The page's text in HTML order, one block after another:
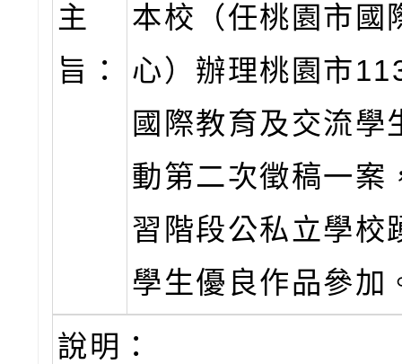
主
旨：
本校（任桃園市國
心）辦理桃園市
國際教育及交流學
動第二次徵稿一案
習階段公私立學校
學生優良作品參加
說明：